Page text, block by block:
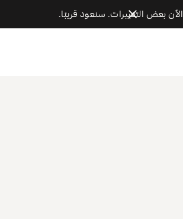
بعض التغييرات. سنعود قريبًا.